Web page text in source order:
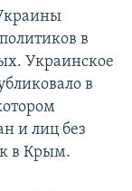
в
Украинское
в
и лиц без
в Крым.